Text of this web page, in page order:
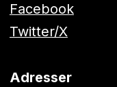
Facebook
Twitter/X
Adresser